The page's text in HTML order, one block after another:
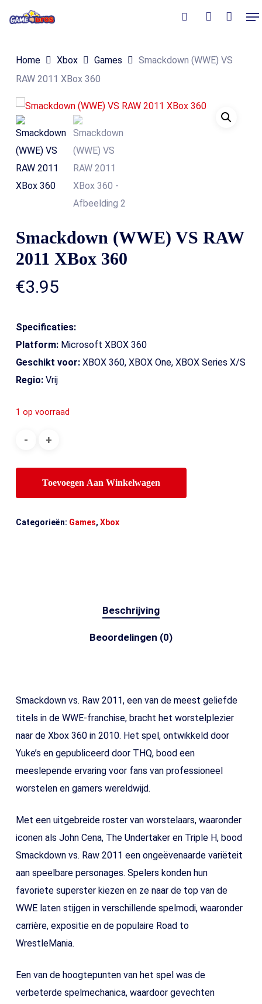
content
Winkelmand
Home Xbox Games
Smackdown (WWE) VS
RAW 2011 XBox 360
Smackdown (WWE) VS RAW
2011 XBox 360
€3.95
Specificaties:
Platform:Microsoft XBOX 360
Geschikt voor:XBOX 360, XBOX One, XBOX Series X/S
Regio:Vrij
1 op voorraad
Toevoegen Aan Winkelwagen
Categorieën: Games, Xbox
Beschrijving
Beoordelingen (0)
Smackdown vs. Raw 2011, een van de meest geliefde
titels in de WWE-franchise, bracht het worstelplezier
naar de Xbox 360 in 2010. Het spel, ontwikkeld door
Yuke’s en gepubliceerd door THQ, bood een
meeslepende ervaring voor fans van professioneel
worstelen en gamers wereldwijd.
Met een uitgebreide roster van worstelaars, waaronder
iconen als John Cena, The Undertaker en Triple H, bood
Smackdown vs. Raw 2011 een ongeëvenaarde variëteit
aan speelbare personages. Spelers konden hun
favoriete superster kiezen en ze naar de top van de
WWE laten stijgen in verschillende spelmodi, waaronder
carrière, expositie en de populaire Road to
WrestleMania.
Een van de hoogtepunten van het spel was de
verbeterde spelmechanica, waardoor gevechten